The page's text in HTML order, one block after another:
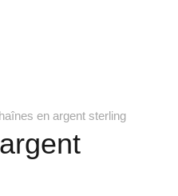
en argent sterling